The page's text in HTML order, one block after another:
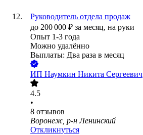
Руководитель отдела продаж
до 200 000 ₽ за месяц, на руки
Опыт 1-3 года
Можно удалённо
Выплаты: Два раза в месяц
ИП Наумкин Никита Сергеевич
4.5
•
8 отзывов
Воронеж, р-н Ленинский
Откликнуться